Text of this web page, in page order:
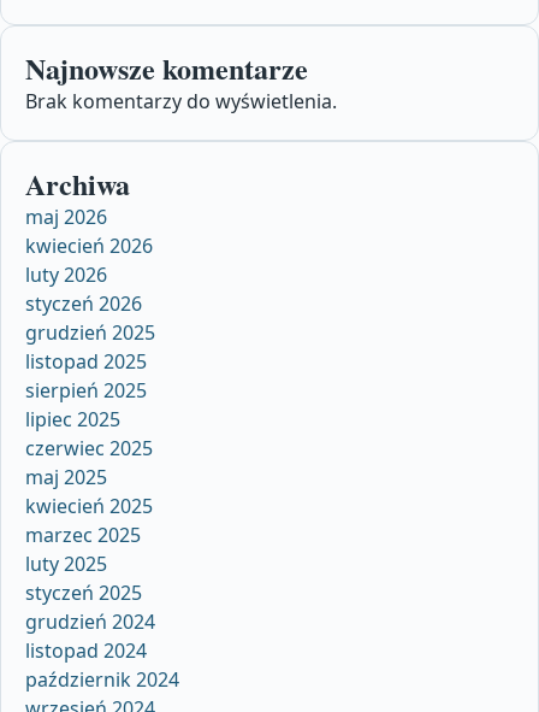
Najnowsze komentarze
Brak komentarzy do wyświetlenia.
Archiwa
maj 2026
kwiecień 2026
luty 2026
styczeń 2026
grudzień 2025
listopad 2025
sierpień 2025
lipiec 2025
czerwiec 2025
maj 2025
kwiecień 2025
marzec 2025
luty 2025
styczeń 2025
grudzień 2024
listopad 2024
październik 2024